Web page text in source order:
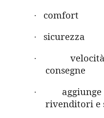
· comfort
· sicurezza
·
consegne
·
rivenditori e